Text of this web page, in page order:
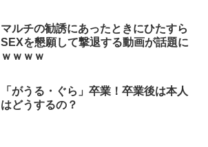
マルチの勧誘にあったときにひたすら
SEXを懇願して撃退する動画が話題に
ｗｗｗｗ
「がうる・ぐら」卒業！卒業後は本人
はどうするの？